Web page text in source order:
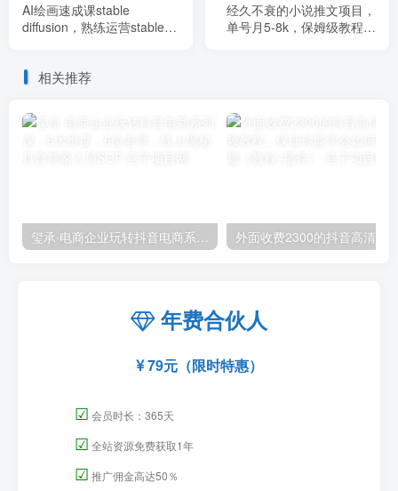
AI绘画速成课stable
diffusion，​熟练运营stable
经久不衰的小说推文项目，
单号月5-8k，保姆级教程，
相关推荐
玺承·电商企业玩转抖音电商系列课，6大维度，6位老师，线上揭秘抖音商家入局SOP
年费合伙人
79元（限时特惠）
☑ 会员时长：365天
☑ 全站资源免费获取1年
☑ 推广佣金高达50％